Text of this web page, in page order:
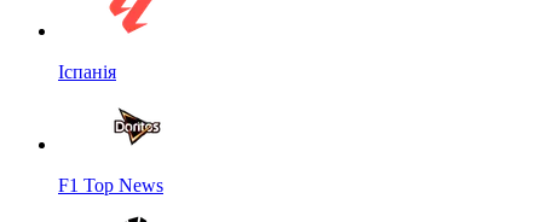
Іспанія
F1 Top News